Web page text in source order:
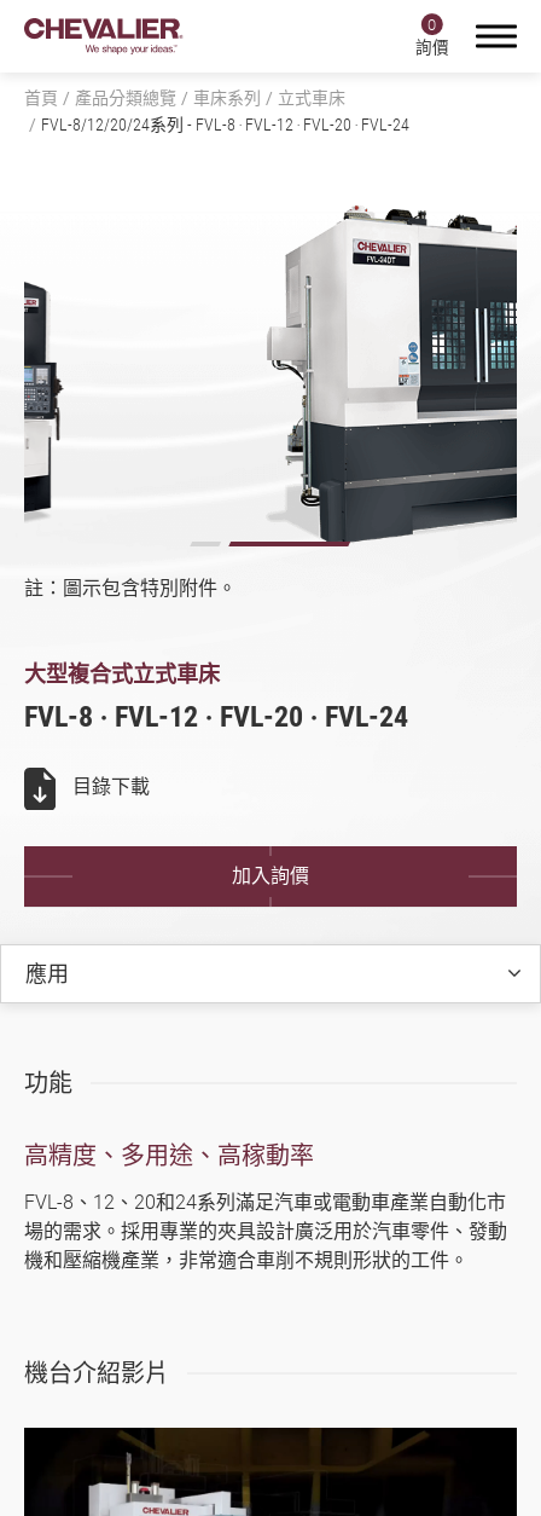
0
詢價
首頁 產品分類總覽 車床系列
立式車床
FVL-8/12/20/24系列 - FVL-8 ‧ FVL-12 ‧ FVL-20 ‧ FVL-24
註：圖示包含特別附件。
FVL-8/12/20/24系列
大型複合式立式車床
FVL-8 ‧ FVL-12 ‧ FVL-20 ‧ FVL-24
目錄下載
加入詢價
應用
功能
高精度、多用途、高稼動率
FVL-8、12、20和24系列滿足汽車或電動車產業自動化市
場的需求。採用專業的夾具設計廣泛用於汽車零件、發動
機和壓縮機產業，非常適合車削不規則形狀的工件。
機台介紹影片
註冊
產品中心
立式車床
全部
FVL-8/12/20/24系列
產業應用
關於福裕
投資人專區
聯絡我們
支援中心
繁體中文 English